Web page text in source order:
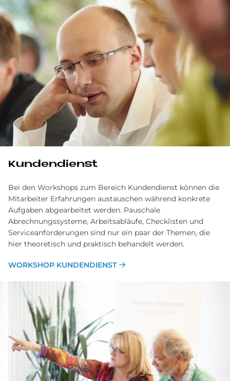
Kundendienst
Bei den Workshops zum Bereich Kundendienst können die
Mitarbeiter Erfahrungen austauschen während konkrete
Aufgaben abgearbeitet werden. Pauschale
Abrechnungssysteme, Arbeitsabläufe, Checklisten und
Serviceanforderungen sind nur ein paar der Themen, die
hier theoretisch und praktisch behandelt werden.
WORKSHOP KUNDENDIENST